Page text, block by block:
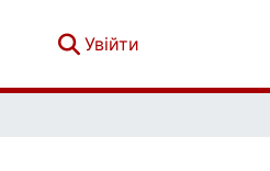
Увійти